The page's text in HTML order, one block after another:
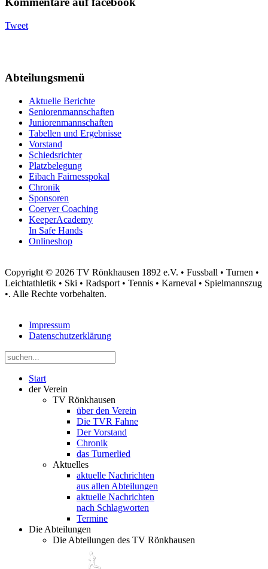
Tweet
Abteilungsmenü
Aktuelle Berichte
Seniorenmannschaften
Juniorenmannschaften
Tabellen und Ergebnisse
Vorstand
Schiedsrichter
Platzbelegung
Eibach Fairnesspokal
Chronik
Sponsoren
Coerver Coaching
KeeperAcademy
In Safe Hands
Onlineshop
Copyright © 2026 TV Rönkhausen 1892 e.V. • Fussball • Turnen •
Leichtathletik • Ski • Radsport • Tennis • Karneval • Spielmannszug
•. Alle Rechte vorbehalten.
Impressum
Datenschutzerklärung
Start
der Verein
TV Rönkhausen
über den Verein
Die TVR Fahne
Der Vorstand
Chronik
das Turnerlied
Aktuelles
aktuelle Nachrichten
aus allen Abteilungen
aktuelle Nachrichten
nach Schlagworten
Termine
Die Abteilungen
Die Abteilungen des TV Rönkhausen